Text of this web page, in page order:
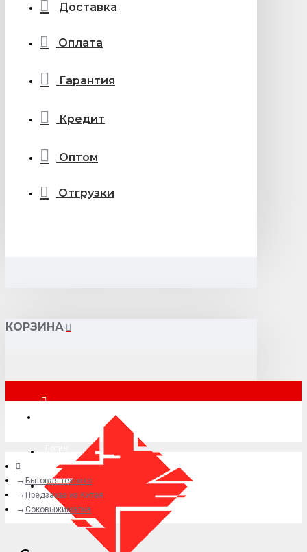
Доставка
Оплата
Гарантия
Кредит
Оптом
Отгрузки
КОРЗИНА
+7 (495) 015-41-41
Бытовая техника
Предзаказ из Китая
Соковыжималка